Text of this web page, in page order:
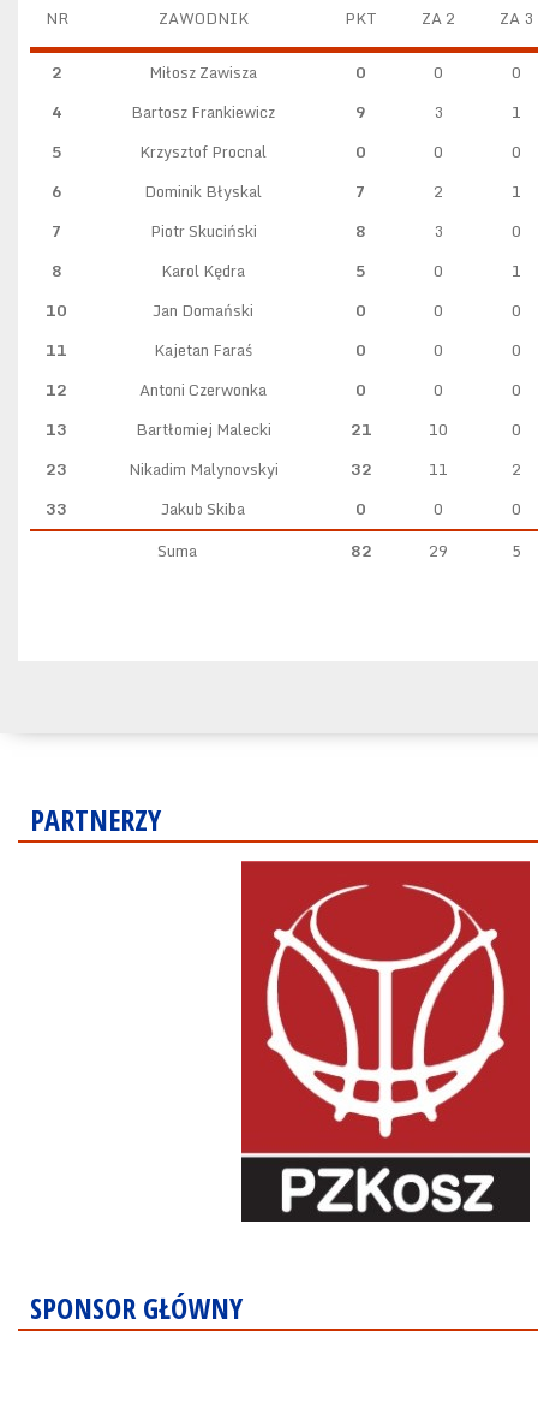
NR ZAWODNIK PKT ZA 2 ZA 3
2 Miłosz Zawisza 0 0
0
4
Bartosz Frankiewicz 9 3
1
5
Krzysztof Procnal 0 0
0
6
Dominik Błyskal 7 2
1
7
Piotr Skuciński 8 3
0
8
Karol Kędra 5 0
1
10
Jan Domański 0 0
0
11
Kajetan Faraś 0 0
0
12
Antoni Czerwonka 0 0
0
13
Bartłomiej Malecki 21 10
0
23
Nikadim Malynovskyi 32 11
2
33
Jakub Skiba 0 0
0
Suma
82 29 5
PARTNERZY
SPONSOR GŁÓWNY